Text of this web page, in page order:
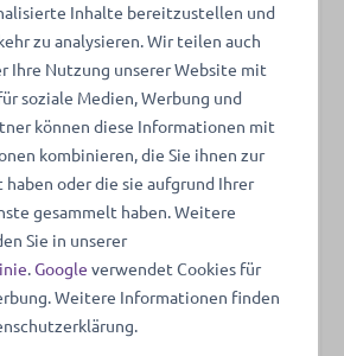
und überdachtes Freibad
von Natur
Inhalte bereitzustellen und
zu analysieren. Wir teilen auch
Ihre Nutzung unserer Website mit
soziale Medien, Werbung und
können diese Informationen mit
kombinieren, die Sie ihnen zur
oder die sie aufgrund Ihrer
gesammelt haben. Weitere
Sie in unserer
.Google verwendet Cookies für
Weitere Informationen finden